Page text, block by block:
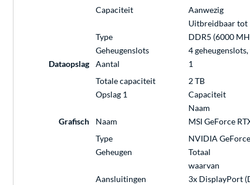
Capaciteit
Aanwezig
Uitbreidbaar tot
Type
DDR5 (6000
Geheugenslots
4
Dataopslag
Aantal
1
Totale capaciteit
2 TB
Opslag 1
Capaciteit
Naam
Grafisch
Naam
MSI GeForce
Type
NVIDIA
Geheugen
Totaal
waarvan
Aansluitingen
3x DisplayPort